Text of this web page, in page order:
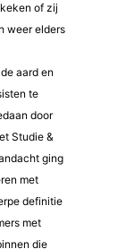
of zij
weer elders
aard en
te
door
Studie &
ging
met
definitie
met
die